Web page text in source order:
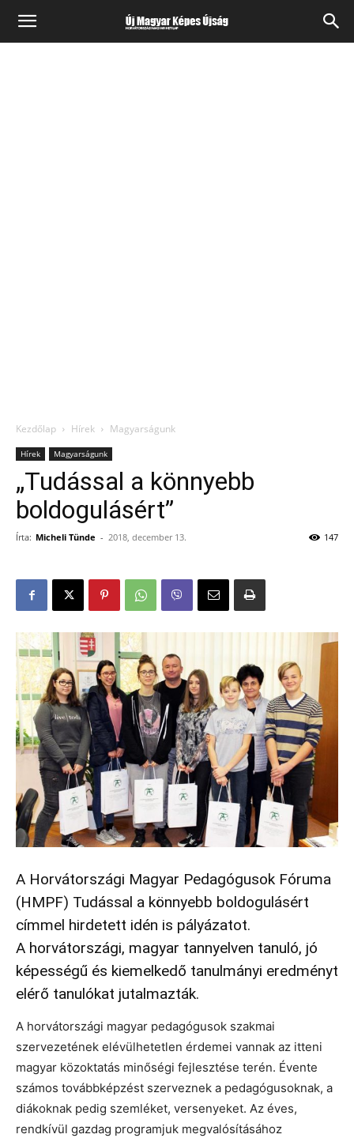
Kezdőlap Hírek Magyarságunk
Hírek Magyarságunk
„Tudással a könnyebb
boldogulásért”
Írta: Micheli Tünde - 2018, december 13. 147
A Horvátországi Magyar Pedagógusok Fóruma
(HMPF) Tudással a könnyebb boldogulásért
címmel hirdetett idén is pályázatot.
A horvátországi, magyar tannyelven tanuló, jó
képességű és kiemelkedő tanulmányi eredményt
elérő tanulókat jutalmazták.
A horvátországi magyar pedagógusok szakmai
szervezetének elévülhetetlen érdemei vannak az itteni
magyar közoktatás minőségi fejlesztése terén. Évente
számos továbbképzést szerveznek a pedagógusoknak, a
diákoknak pedig szemléket, versenyeket. Az éves,
rendkívül gazdag programjuk megvalósításához